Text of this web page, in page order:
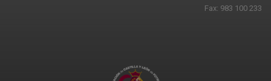
Fax: 983 100 233